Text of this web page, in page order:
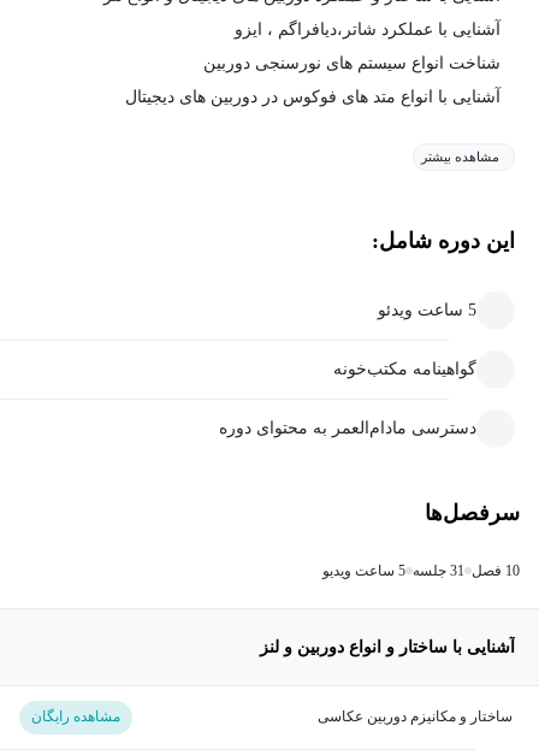
آشنایی با عملکرد شاتر،دیافراگم ، ایزو
شناخت انواع سیستم های نورسنجی دوربین
آشنایی با انواع متد های فوکوس در دوربین های دیجیتال
مشاهده بیشتر
این دوره شامل:
5 ساعت ویدئو
گواهینامه مکتب‌خونه
دسترسی مادام‌العمر به محتوای دوره
سرفصل‌ها
10 فصل 31 جلسه 5 ساعت ویدیو
آشنایی با ساختار و انواع دوربین و لنز
ساختار و مکانیزم دوربین عکاسی مشاهده رایگان